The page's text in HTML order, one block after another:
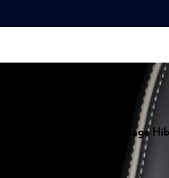
Tipos de Kia Sportage